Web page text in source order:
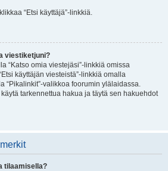
“Etsi käyttäjä”-linkkiä.
viestiketjuni?
“Katso omia viestejäsi”-linkkiä omissa
käyttäjän viesteistä”-linkkiä omalla
“Pikalinkit”-valikkoa foorumin ylälaidassa.
tarkennettua hakua ja täytä sen hakuehdot
tilaamisella?